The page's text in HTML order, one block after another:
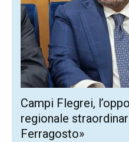
Campi Flegrei,
regionale
Ferragosto»